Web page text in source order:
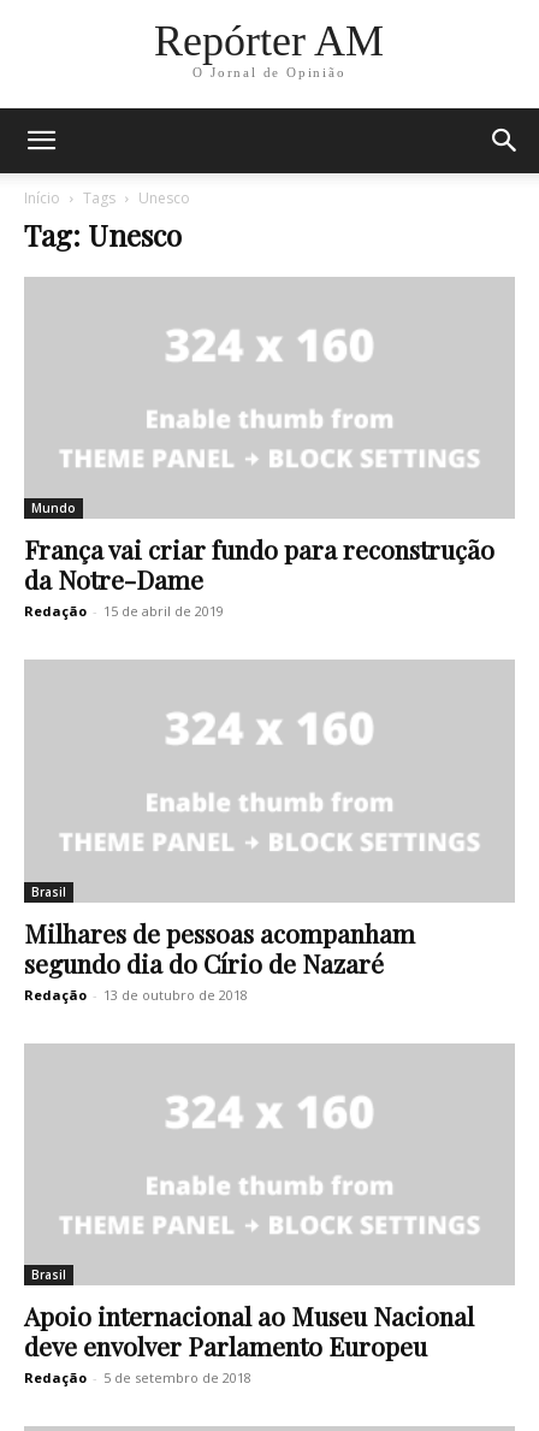
Repórter AM
O Jornal de Opinião
Início Tags Unesco
Tag: Unesco
Mundo
França vai criar fundo para reconstrução
da Notre-Dame
Redação - 15 de abril de 2019
Brasil
Milhares de pessoas acompanham
segundo dia do Círio de Nazaré
Redação - 13 de outubro de 2018
Brasil
Apoio internacional ao Museu Nacional
deve envolver Parlamento Europeu
Redação - 5 de setembro de 2018